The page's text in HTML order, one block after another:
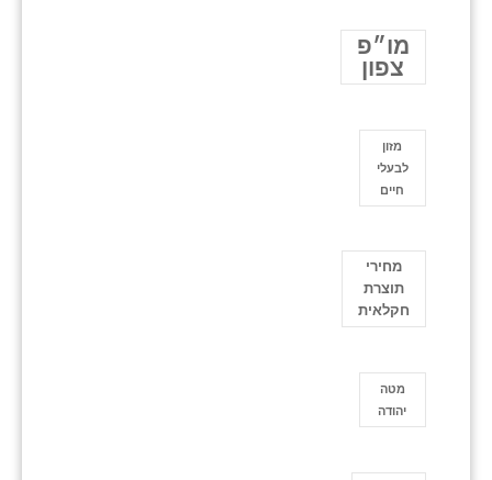
מו״פ
צפון
מזון
לבעלי
חיים
מחירי
תוצרת
חקלאית
מטה
יהודה